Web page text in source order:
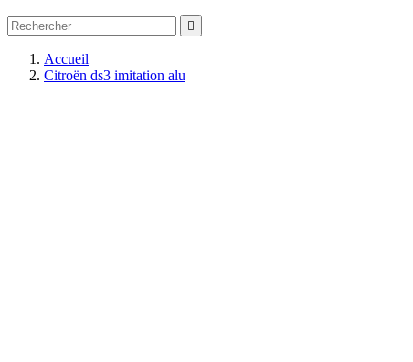

Accueil
Citroën ds3 imitation alu